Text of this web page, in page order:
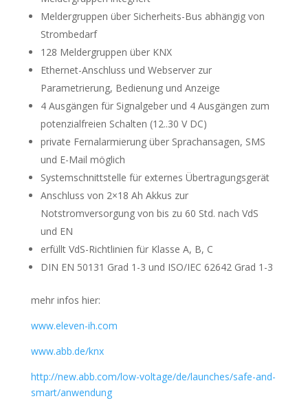
Meldergruppen über Sicherheits-Bus abhängig von
Strombedarf
128 Meldergruppen über KNX
Ethernet-Anschluss und Webserver zur
Parametrierung, Bedienung und Anzeige
4 Ausgängen für Signalgeber und 4 Ausgängen zum
potenzialfreien Schalten (12..30 V DC)
private Fernalarmierung über Sprachansagen, SMS
und E-Mail möglich
Systemschnittstelle für externes Übertragungsgerät
Anschluss von 2×18 Ah Akkus zur
Notstromversorgung von bis zu 60 Std. nach VdS
und EN
erfüllt VdS-Richtlinien für Klasse A, B, C
DIN EN 50131 Grad 1-3 und ISO/IEC 62642 Grad 1-3
mehr infos hier:
www.eleven-ih.com
www.abb.de/knx
http://new.abb.com/low-voltage/de/launches/safe-and-
smart/anwendung